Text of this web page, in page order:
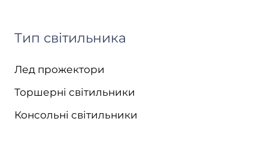
Тип світильника
Лед прожектори
Торшерні світильники
Консольні світильники